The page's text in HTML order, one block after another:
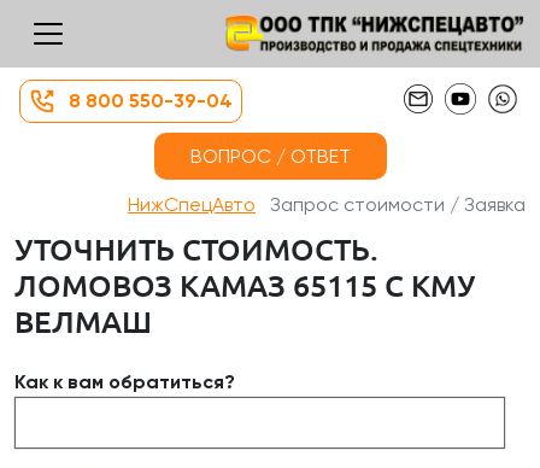
8 800 550-39-04
ВОПРОС / ОТВЕТ
НижСпецАвто Запрос стоимости / Заявка
УТОЧНИТЬ СТОИМОСТЬ.
ЛОМОВОЗ КАМАЗ 65115 С КМУ
ВЕЛМАШ
Как к вам обратиться?